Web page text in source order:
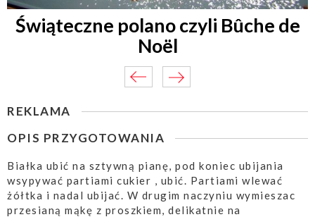
Świąteczne polano czyli Bûche de
Noël
REKLAMA
OPIS PRZYGOTOWANIA
Białka ubić na sztywną pianę, pod koniec ubijania
wsypywać partiami cukier , ubić. Partiami wlewać
żółtka i nadal ubijać. W drugim naczyniu wymieszac
przesianą mąkę z proszkiem, delikatnie na